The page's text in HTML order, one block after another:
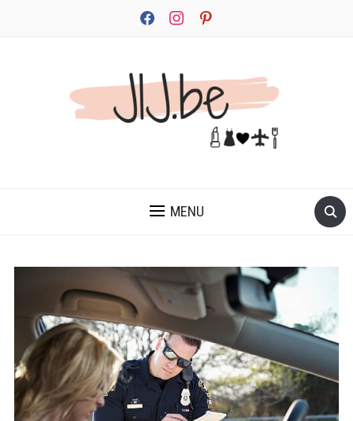
facebookinstagrampinterest
MENU